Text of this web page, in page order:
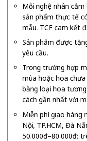
Mỗi nghệ nhân
sản phẩm thực tế
mẫu. TCF cam kết
Sản phẩm được
yêu cầu.
Trong trường hợp
mùa hoặc hoa
bằng loại hoa
cách gần nhất với
Miễn phí giao hàng
Nội, TP.HCM, Đà
50.000đ–80.000đ;